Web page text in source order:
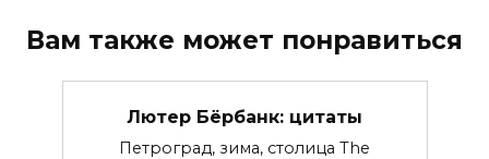
Вам также может понравиться
Лютер Бёрбанк: цитаты
Петроград, зима, столица The